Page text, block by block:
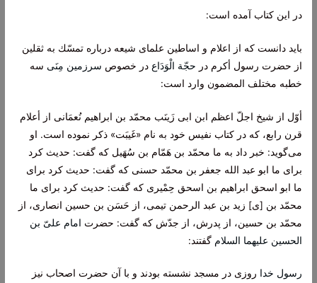
در این کتاب آمده است:
باید دانست كه از اعلام و اساطین علماى شیعه درباره تمسّك به ثقلین
از حضرت رسول أكرم در حجّة الْوَدَاع در خصوص سرزمین مِنَى سه
خطبه مختلف المضمون وارد است:
أوّل‌ از شیخ اجلّ اعظم ابن ابى زَینَب محمّد بن ابراهیم نُعمَانى از أعلام
قرن رابع، كه در كتاب نفیس خود به نام «غَیبَت» ذكر نموده است. او
مى‌گوید: خبر داد به ما محمّد بن هَمّام بن سُهَیل كه گفت: حدیث كرد
براى ما ابو عبد الله جعفر بن محمّد حسنى كه گفت: حدیث كرد براى
ما ابو اسحق ابراهیم بن اسحق حِمْیرى كه گفت: حدیث كرد براى ما
محمّد بن [ی] زید بن عبد الرحمن تیمى، از حَسَن بن حسین انصارى، از
محمّد بن حسین، از پدرش، از جدّش كه گفت: حضرت امام علىّ بن
الحسین علیهما السلام گفتند:
رسول خدا روزى در مسجد نشسته بودند و با آن حضرت اصحاب نیز